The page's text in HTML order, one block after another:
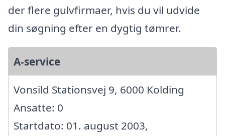
der flere gulvfirmaer, hvis du vil udvide
din søgning efter en dygtig tømrer.
A-service
Vonsild Stationsvej 9, 6000 Kolding
Ansatte: 0
Startdato: 01. august 2003,